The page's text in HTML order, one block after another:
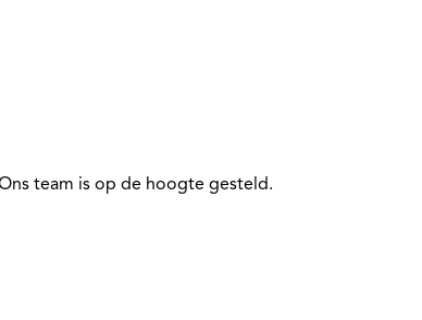
team is op de hoogte gesteld.